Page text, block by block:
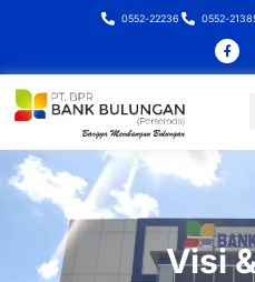
0552-22236 0552-
Visi